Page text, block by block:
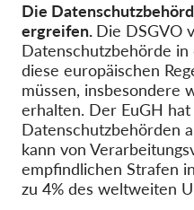
Die
ergreifen. Die DSGVO
Datenschutzbehörde
diese europäischen
müssen, insbesondere
erhalten. Der EuGH
Datenschutzbehörden
kann von
empfindlichen Strafen
zu 4% des weltweiten